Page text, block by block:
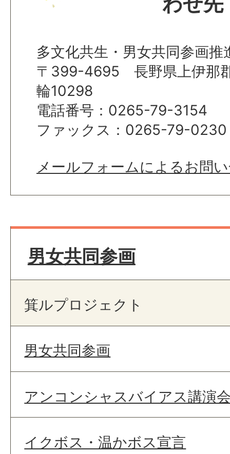
多文化共生・男女共同参画推
〒399-4695 長野県上伊那
輪10298
電話番号：0265-79-3154
ファックス：0265-79-0230
メールフォームによるお問
男女共同参画
箕ルプロジェクト
男女共同参画
アンコンシャスバイアス講演
イクボス・温かボス宣言